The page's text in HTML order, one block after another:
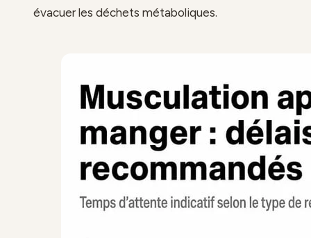
évacuer les déchets métaboliques.